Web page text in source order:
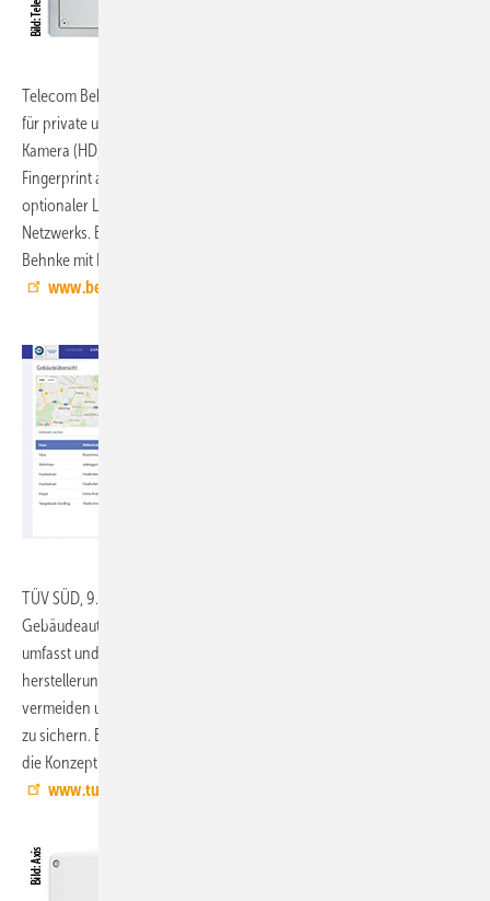
Telecom Behnke, 11.1-D20:
für private und kleingewerbliche Anwendungen konzipiert und mit IP-
Kamera (HD) sowie Codeschloss und RFID-Kartenleser oder
Fingerprint ausgestattet und verfügt über einen Sabotagekontakt. Ein
optionaler LAN-Secure-Adapter dient dem zusätzlichen Schutz des
Netzwerks. Eine weltweite Vernetzung ermöglicht die SIP-App TC-
Behnke mit Live-Übertragung des Videobilds auf mobile Endgeräte.
www.behnke-online.de
TÜV SÜD, 9.1-D66,
Gebäudeautomation vor, das alle Lebensphasen eines Gebäudes
umfasst und verspricht, durch eine neutrale und
herstellerunabhängige Beratung kostspielige Überraschungen zu
vermeiden und Investitionen in die Gebäudeautomation nachhaltig
zu sichern. Experten begleiten dazu mit interdisziplinärem Know-how
die Konzeption, Auswahl, Realisierung und den Betrieb der Systeme.
www.tuev-sued.de